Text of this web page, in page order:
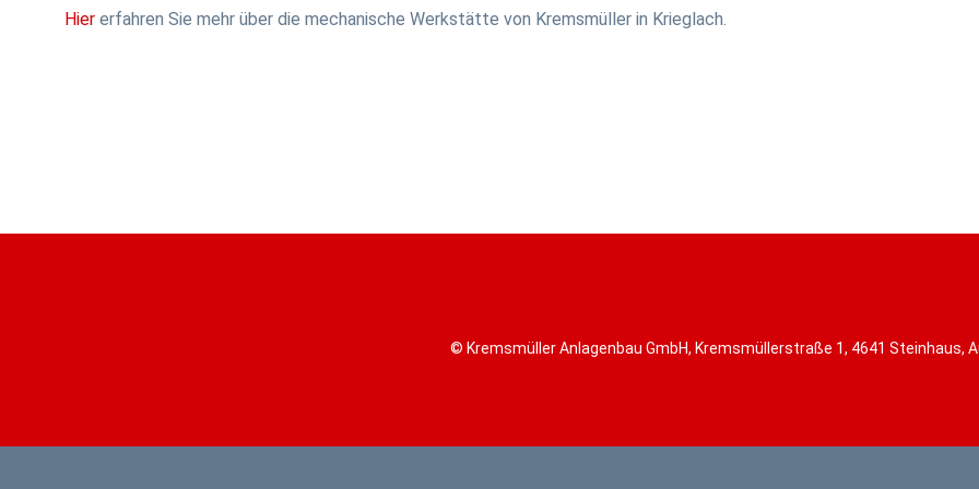
Hier erfahren Sie mehr über die mechanische Werkstätte von Kremsmüller in Krieglach.
© Kremsmüller Anlagenbau GmbH, Kremsmüllerstraße 1, 4641 Steinhaus,